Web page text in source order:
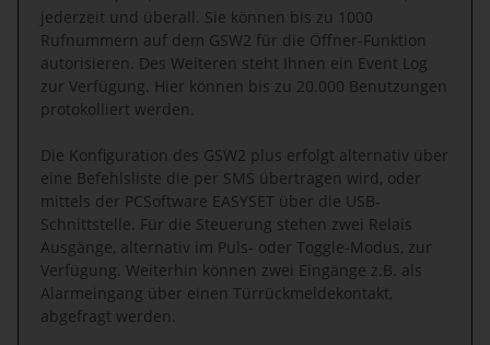
jederzeit und überall. Sie können bis zu 1000
Rufnummern auf dem GSW2 für die Öffner-Funktion
autorisieren. Des Weiteren steht Ihnen ein Event Log
zur Verfügung. Hier können bis zu 20.000 Benutzungen
protokolliert werden.
Die Konfiguration des GSW2 plus erfolgt alternativ über
eine Befehlsliste die per SMS übertragen wird, oder
mittels der PCSoftware EASYSET über die USB-
Schnittstelle. Für die Steuerung stehen zwei Relais
Ausgänge, alternativ im Puls- oder Toggle-Modus, zur
Verfügung. Weiterhin können zwei Eingänge z.B. als
Alarmeingang über einen Türrückmeldekontakt,
abgefragt werden.